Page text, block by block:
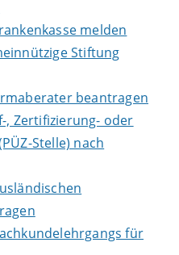
melden
Stiftung
beantragen
, Zertifizierung- oder
Stelle) nach
für